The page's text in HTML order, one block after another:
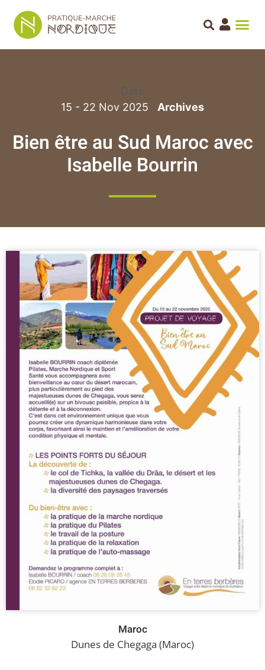
Date
15 - 22 Nov 2025
Bien être au Sud Maroc avec
Isabelle Bourrin
Maroc
Dunes de Chegaga (Maroc)